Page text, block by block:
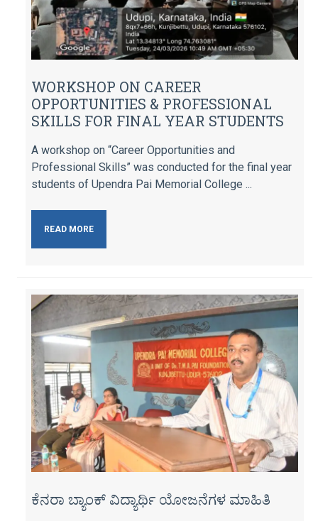
WORKSHOP ON CAREER
OPPORTUNITIES & PROFESSIONAL
SKILLS FOR FINAL YEAR STUDENTS
A workshop on “Career Opportunities and
Professional Skills” was conducted for the final year
students of Upendra Pai Memorial College ...
READ MORE
ಕೆನರಾ ಬ್ಯಾಂಕ್ ವಿದ್ಯಾರ್ಥಿ ಯೋಜನೆಗಳ ಮಾಹಿತಿ